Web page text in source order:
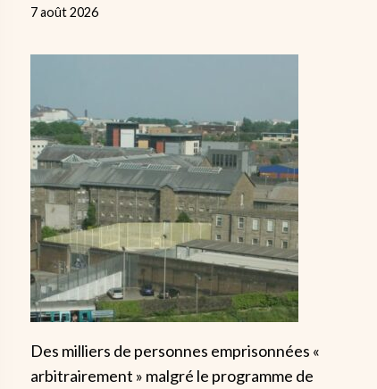
7 août 2026
Des milliers de personnes emprisonnées «
arbitrairement » malgré le programme de